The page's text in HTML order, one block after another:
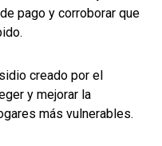
pago y corroborar que
creado por el
y mejorar la
más vulnerables.